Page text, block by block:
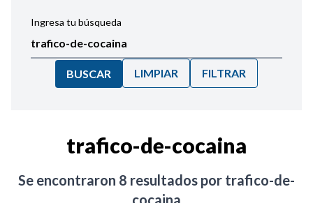
Ingresa tu búsqueda
BUSCAR LIMPIAR FILTRAR
trafico-de-cocaina
Se encontraron 8 resultados por trafico-de-